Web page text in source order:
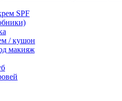
SPF
/ кушон
макияж